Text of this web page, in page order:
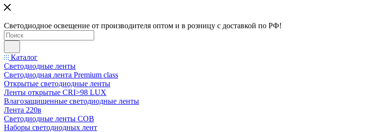
Светодиодное освещение от производителя оптом и в розницу с доставкой по РФ!
Каталог
Светодиодные ленты
Светодиодная лента Premium class
Открытые светодиодные ленты
Ленты открытые CRI>98 LUX
Влагозащищенные светодиодные ленты
Лента 220в
Светодиодные ленты COB
Наборы светодиодных лент